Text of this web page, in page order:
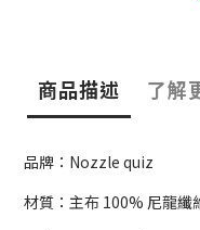
商品描述 了解
品牌：Nozzle quiz
材質： 主布 100% 尼龍纖